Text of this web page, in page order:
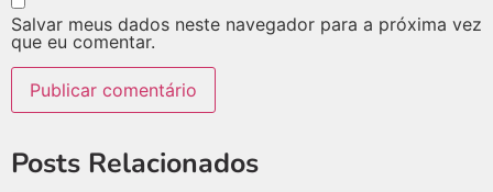
Salvar meus dados neste navegador para a próxima vez
que eu comentar.
Posts Relacionados